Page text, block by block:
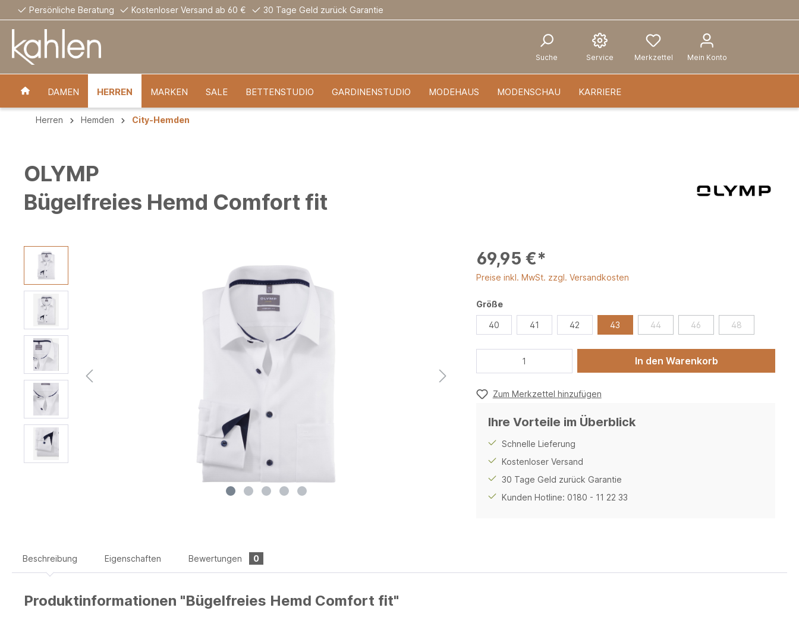
Persönliche Beratung Kostenloser Versand ab 60 € 30 Tage Geld zurück Garantie
Suche Service Merkzettel Mein Konto
DAMEN HERREN MARKEN SALE BETTENSTUDIO GARDINENSTUDIO MODEHAUS MODENSCHAU KARRIERE
Herren Hemden City-Hemden
OLYMP
Bügelfreies Hemd Comfort fit
69,95 €*
Preise inkl. MwSt. zzgl. Versandkosten
Größe
40 41 42 43 44 46 48
In den Warenkorb
Zum Merkzettel hinzufügen
Ihre Vorteile im Überblick
Schnelle Lieferung
Kostenloser Versand
30 Tage Geld zurück Garantie
Kunden Hotline: 0180 - 11 22 33
Beschreibung Eigenschaften Bewertungen 0
Produktinformationen "Bügelfreies Hemd Comfort fit"